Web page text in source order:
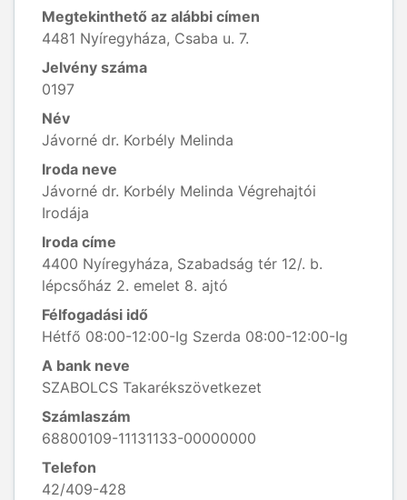
Megtekinthető az alábbi címen
4481 Nyíregyháza, Csaba u. 7.
Jelvény száma
0197
Név
Jávorné dr. Korbély Melinda
Iroda neve
Jávorné dr. Korbély Melinda Végrehajtói
Irodája
Iroda címe
4400 Nyíregyháza, Szabadság tér 12/. b.
lépcsőház 2. emelet 8. ajtó
Félfogadási idő
Hétfő 08:00-12:00-Ig Szerda 08:00-12:00-Ig
A bank neve
SZABOLCS Takarékszövetkezet
Számlaszám
68800109-11131133-00000000
Telefon
42/409-428